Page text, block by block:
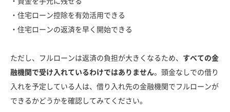
・住宅ローン控除を有効活用できる
・住宅ローンの返済を早く開始できる
ただし、フルローンは返済の負担が大きくなるため、 すべての金
融機関で受け入れているわけではありません。頭金なしでの借り
入れを予定している人は、借り入れ先の金融機関でフルローンが
できるかどうかを確認してみてください。